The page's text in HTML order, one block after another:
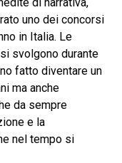
di narrativa,
uno dei concorsi
in Italia. Le
svolgono durante
fatto diventare un
ma anche
da sempre
e la
nel tempo si